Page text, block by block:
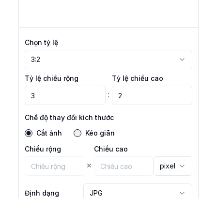
Chọn tỷ lệ
3:2
Tỷ lệ chiều rộng
:
Tỷ lệ chiều cao
Chế độ thay đổi kích thước
Cắt ảnh
Kéo giãn
Chiều rộng
×
Chiều cao
pixel
Định dạng JPG